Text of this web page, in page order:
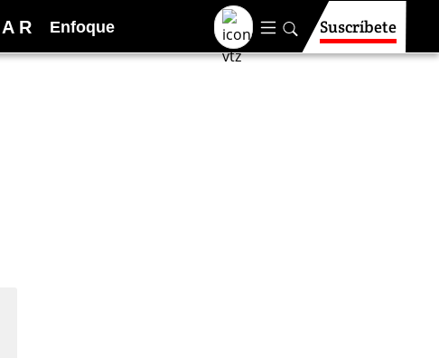
A R Enfoque Suscríbete